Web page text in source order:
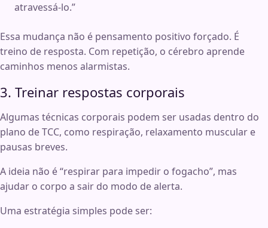
atravessá-lo.”
Essa mudança não é pensamento positivo forçado. É
treino de resposta. Com repetição, o cérebro aprende
caminhos menos alarmistas.
3. Treinar respostas corporais
Algumas técnicas corporais podem ser usadas dentro do
plano de TCC, como respiração, relaxamento muscular e
pausas breves.
A ideia não é “respirar para impedir o fogacho”, mas
ajudar o corpo a sair do modo de alerta.
Uma estratégia simples pode ser: